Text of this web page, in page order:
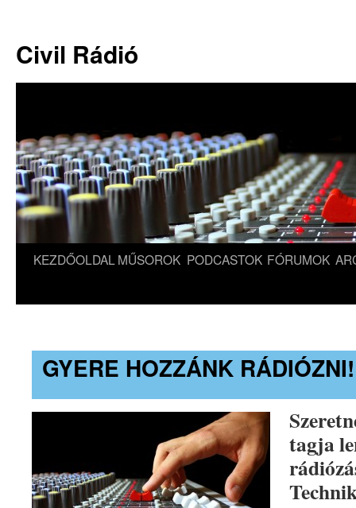
tartalomba
Civil Rádió
KEZDŐOLDAL MŰSOROK PODCASTOK FÓRUMOK
GYERE HOZZÁNK RÁDIÓZNI!
tagja